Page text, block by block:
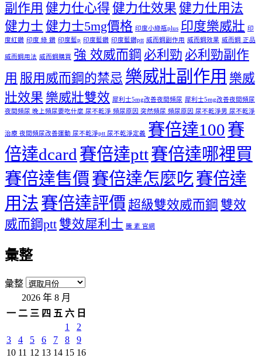
副作用 健力仕心得 健力仕效果 健力仕用法
健力士 健力士5mg價格 印度小綠瓶plus 印度樂威壯 印
度紅鑽 印度 綠 鑽 印度藍p 印度藍鑽 印度藍鑽ptt 威而鋼副作用 威而鋼效果 威而鋼 正品
威而鋼用法 威而鋼購買 強 效威而鋼 必利勁 必利勁副作
用 服用威而鋼的禁忌 樂威壯副作用 樂威
壯效果 樂威壯雙效 犀利士5mg改善夜間頻尿 犀利士5mg改善夜間頻尿
夜間頻尿 晚上頻尿要吃什麼 尿不乾淨 頻尿原因 突然頻尿 頻尿原因 尿不乾淨男 尿不乾淨
治療 夜間頻尿改善運動 尿不乾淨ptt 尿不乾淨定義 賽倍達100賽
倍達dcard 賽倍達ptt賽倍達哪裡買
賽倍達售價 賽倍達怎麼吃賽倍達
用法賽倍達評價 超級雙效威而鋼 雙效
威而鋼ptt 雙效犀利士 騰 素 官網
彙整
彙整
2026 年 8 月
一 二 三 四 五 六 日
1
2
3
4 5 6 7 8
9
10 11 12 13 14 15 16